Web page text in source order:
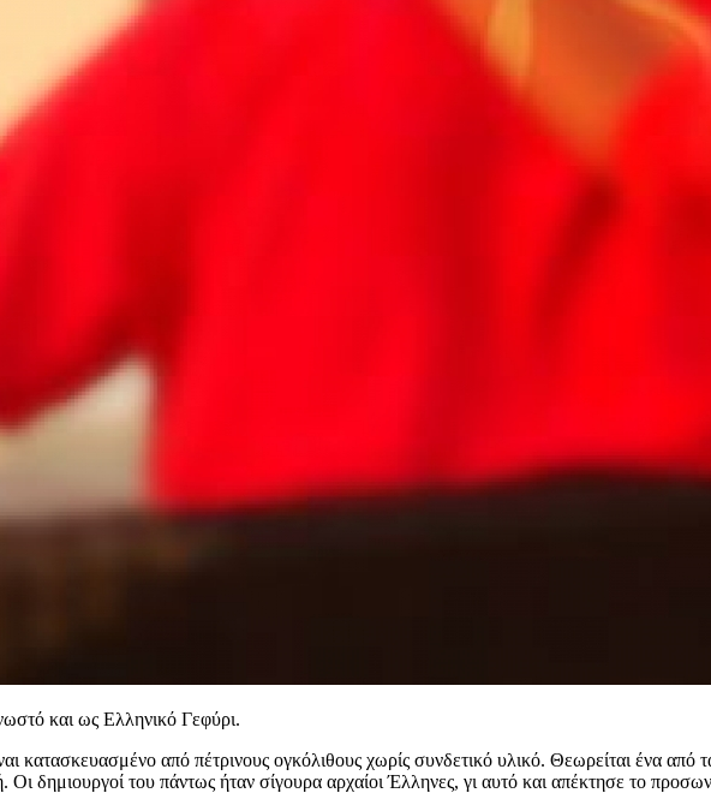
και ως Ελληνικό Γεφύρι.
κατασκευασμένο από πέτρινους ογκόλιθους χωρίς συνδετικό υλικό. Θεωρείται ένα από
δημιουργοί του πάντως ήταν σίγουρα αρχαίοι Έλληνες, γι αυτό και απέκτησε το